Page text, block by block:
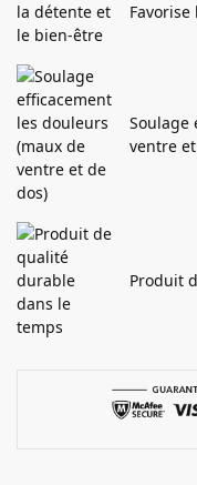
Soulage
ventre
Produit